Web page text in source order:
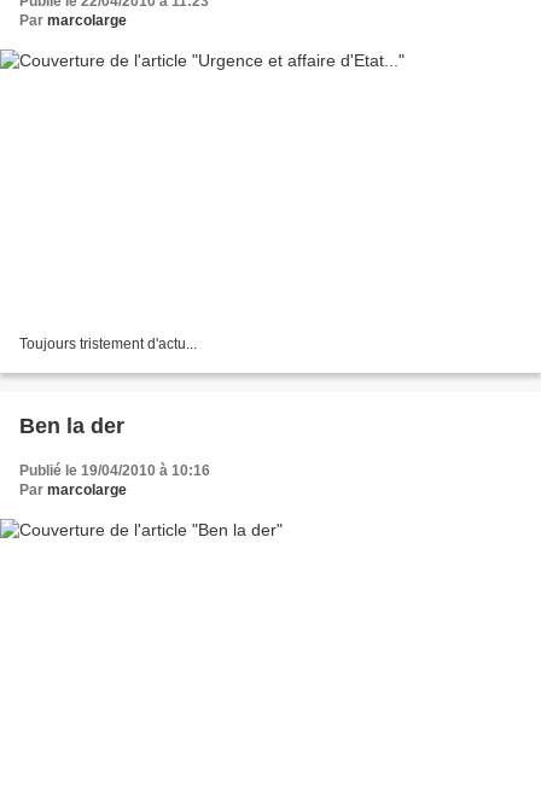
Par marcolarge
Toujours tristement d'actu...
Ben la der
Publié le 19/04/2010 à 10:16
Par marcolarge